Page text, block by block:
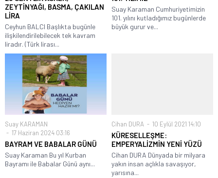
ZEYTİNYAĞI, BASMA, ÇAKILAN
LİRA
Ceyhun BALCI Başlıkta bugünle
ilişkilendirilebilecek tek kavram
liradır. (Türk lirası...
Suay Karaman Cumhuriyetimizin
101. yılını kutladığımız bugünlerde
büyük gurur ve...
Suay KARAMAN
17 Haziran 2024 03:16
BAYRAM VE BABALAR GÜNÜ
Suay Karaman Bu yıl Kurban
Bayramı ile Babalar Günü aynı...
Cihan DURA 10 Eylül 2021 14:10
KÜRESELLEŞME:
EMPERYALİZMİN YENİ YÜZÜ
Cihan DURA Dünyada bir milyara
yakın insan açlıkla savaşıyor,
yarısına...